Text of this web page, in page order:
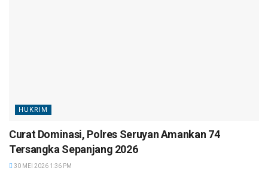
HUKRIM
Curat Dominasi, Polres Seruyan Amankan 74
Tersangka Sepanjang 2026
30 MEI 2026 1:36 PM